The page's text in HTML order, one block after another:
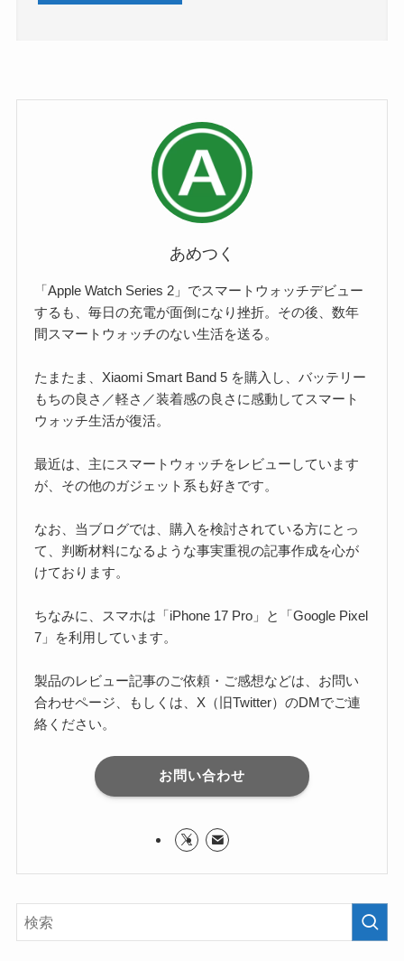
あめつく
「Apple Watch Series 2」でスマートウォッチデビュー
するも、毎日の充電が面倒になり挫折。その後、数年
間スマートウォッチのない生活を送る。
たまたま、Xiaomi Smart Band 5 を購入し、バッテリー
もちの良さ／軽さ／装着感の良さに感動してスマート
ウォッチ生活が復活。
最近は、主にスマートウォッチをレビューしています
が、その他のガジェット系も好きです。
なお、当ブログでは、購入を検討されている方にとっ
て、判断材料になるような事実重視の記事作成を心が
けております。
ちなみに、スマホは「iPhone 17 Pro」と「Google Pixel
7」を利用しています。
製品のレビュー記事のご依頼・ご感想などは、お問い
合わせページ、もしくは、X（旧Twitter）のDMでご連
絡ください。
お問い合わせ